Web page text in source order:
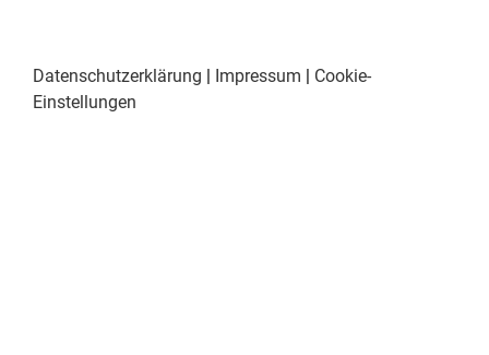
Datenschutzerklärung | Impressum | Cookie-
Einstellungen